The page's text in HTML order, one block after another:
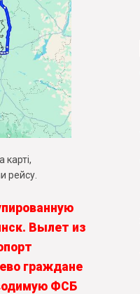
карті,
рейсу.
Вылет из
граждане
ФСБ